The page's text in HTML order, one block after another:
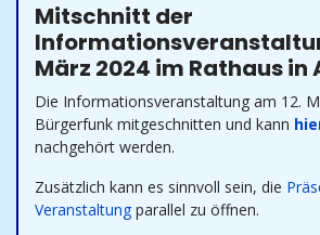
Mitschnitt der
März 2024 im Rathaus in
Die Informationsveranstaltung am 12.
Bürgerfunk mitgeschnitten und kann
nachgehört werden.
Zusätzlich kann es sinnvoll sein, die
Veranstaltung parallel zu öffnen.